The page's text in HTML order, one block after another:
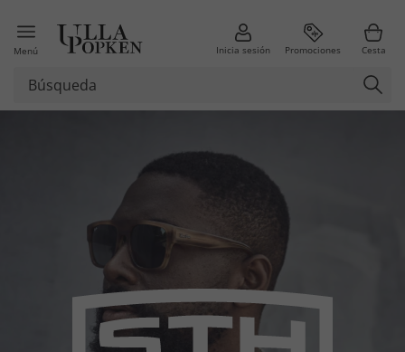
Menú Inicia sesión Promociones Cesta